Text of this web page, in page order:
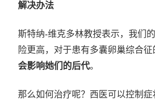
解决办法
斯特纳-维克多林教授表示，我们
险更高，对于患有多囊卵巢综合
会影响她们的后代。
那么如何治疗呢？西医可以控制